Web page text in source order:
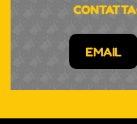
EMAIL